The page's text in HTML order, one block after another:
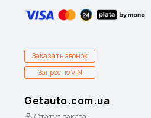
Заказать звонок
Запрос по VIN
Getauto.com.ua